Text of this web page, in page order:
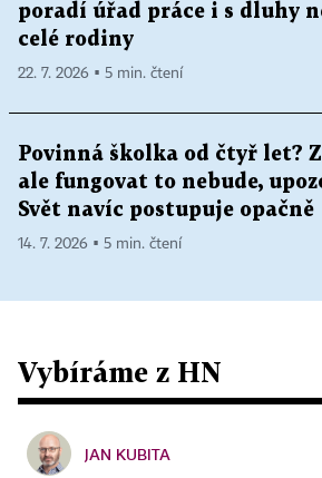
poradí úřad práce i s dluhy
celé rodiny
22. 7. 2026 ▪ 5 min. čtení
Povinná školka od čtyř let?
ale fungovat to nebude,
Svět navíc postupuje opačně
14. 7. 2026 ▪ 5 min. čtení
Vybíráme z HN
JAN KUBITA